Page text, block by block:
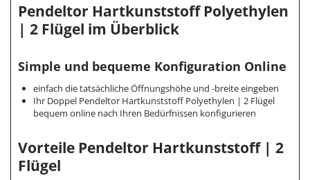
Pendeltor Hartkunststoff Polyethylen
| 2 Flügel im Überblick
Simple und bequeme Konfiguration Online
einfach die tatsächliche Öffnungshöhe und -breite eingeben
Ihr Doppel Pendeltor Hartkunststoff Polyethylen | 2 Flügel
bequem online nach Ihren Bedürfnissen konfigurieren
Vorteile Pendeltor Hartkunststoff | 2
Flügel